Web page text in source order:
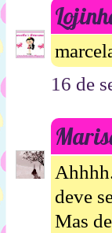
16 de
deve
Mas